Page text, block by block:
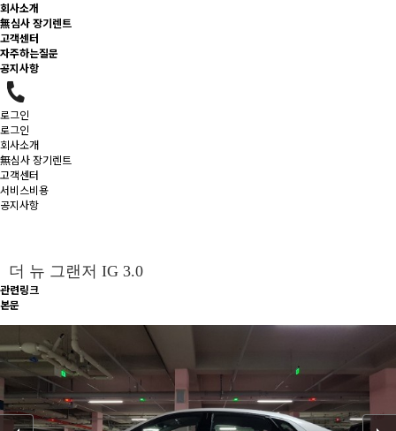
회사소개
無심사 장기렌트
고객센터
자주하는질문
공지사항
로그인
로그인
회사소개
無심사 장기렌트
고객센터
서비스비용
공지사항
더 뉴 그랜저 IG 3.0
관련링크
본문